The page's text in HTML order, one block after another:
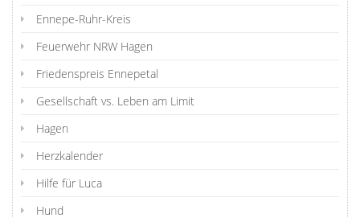
Ennepe-Ruhr-Kreis
Feuerwehr NRW Hagen
Friedenspreis Ennepetal
Gesellschaft vs. Leben am Limit
Hagen
Herzkalender
Hilfe für Luca
Hund